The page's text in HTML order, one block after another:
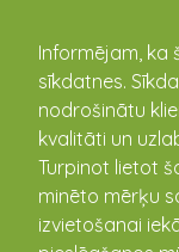
Informējam, ka
sīkdatnes.
nodrošinātu
kvalitāti un
Turpinot lietot
minēto mērķu
izvietošanai
kandava.lv
Aivars